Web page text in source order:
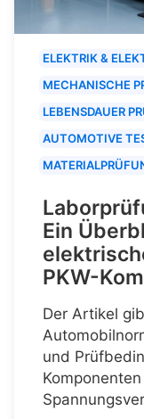
ELEKTRIK &
MECHANISCHE
LEBENSDAUER
AUTOMOTIVE
Ein
PKW-
Der Artikel
und